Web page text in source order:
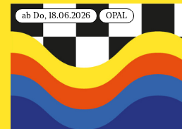
ab Do, 18.06.2026 OPAL